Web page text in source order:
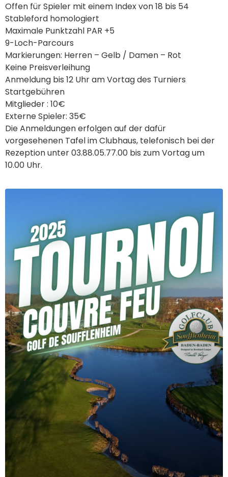
Offen für Spieler mit einem Index von 18 bis 54
Stableford homologiert
Maximale Punktzahl PAR +5
9-Loch-Parcours
Markierungen: Herren – Gelb / Damen – Rot
Keine Preisverleihung
Anmeldung bis 12 Uhr am Vortag des Turniers
Startgebühren
Mitglieder : 10€
Externe Spieler: 35€
Die Anmeldungen erfolgen auf der dafür
vorgesehenen Tafel im Clubhaus, telefonisch bei der
Rezeption unter 03.88.05.77.00 bis zum Vortag um
10.00 Uhr.